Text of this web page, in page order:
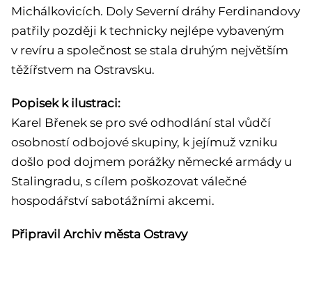
Michálkovicích. Doly Severní dráhy Ferdinandovy
patřily později k technicky nejlépe vybaveným
v revíru a společnost se stala druhým největším
těžířstvem na Ostravsku.
Popisek k ilustraci:
Karel Břenek se pro své odhodlání stal vůdčí
osobností odbojové skupiny, k jejímuž vzniku
došlo pod dojmem porážky německé armády u
Stalingradu, s cílem poškozovat válečné
hospodářství sabotážními akcemi.
Připravil Archiv města Ostravy